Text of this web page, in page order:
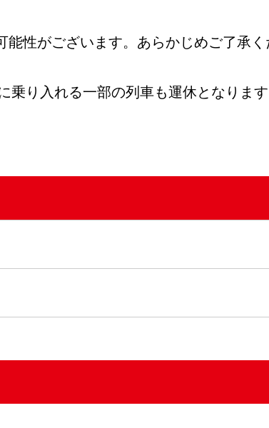
性がございます。あらかじめご了承く
り入れる一部の列車も運休となります